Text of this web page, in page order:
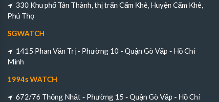
330 Khu phố Tân Thành, thị trấn Cẩm Khê, Huyện Cẩm Khê,
Phú Thọ
SGWATCH
1415 Phan Văn Trị - Phường 10 - Quận Gò Vấp - Hồ Chí
Minh
1994s WATCH
672/76 Thống Nhất - Phường 15 - Quận Gò Vấp - Hồ Chí